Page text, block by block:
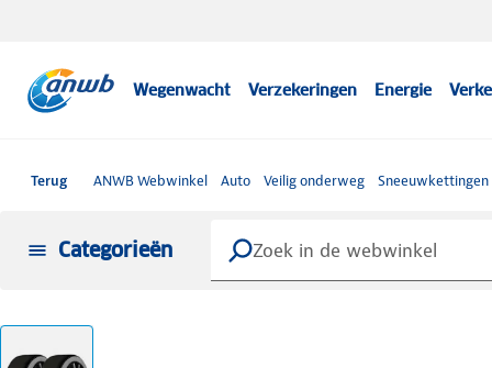
Wegenwacht Verzekeringen Energie
Terug ANWB Webwinkel Auto Veilig onderweg Sneeuwkettingen
Categorieën